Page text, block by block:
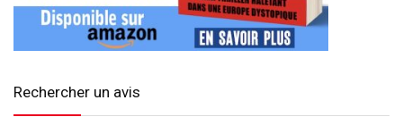
Rechercher un avis